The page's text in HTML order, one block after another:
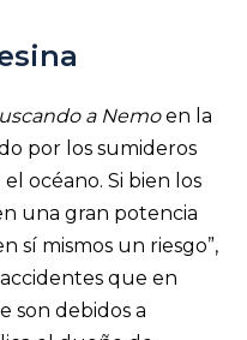
a Nemoen la
por los sumideros
océano. Si bien los
una gran potencia
sí mismos un riesgo”,
que en
son debidos a